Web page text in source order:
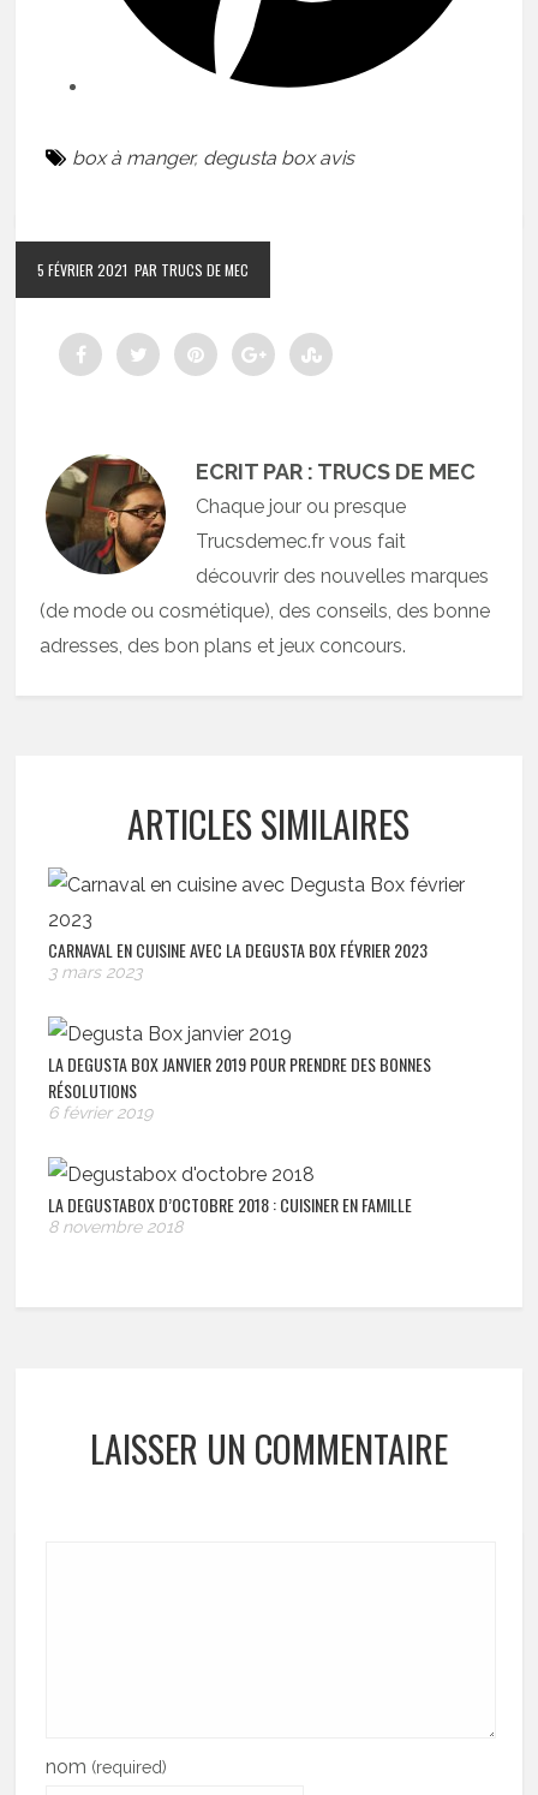
box à manger, degusta box avis
5 FÉVRIER 2021 PAR TRUCS DE MEC
ECRIT PAR : TRUCS DE MEC
Chaque jour ou presque
Trucsdemec.fr vous fait
découvrir des nouvelles marques
(de mode ou cosmétique), des conseils, des bonne
adresses, des bon plans et jeux concours.
ARTICLES SIMILAIRES
CARNAVAL EN CUISINE AVEC LA DEGUSTA BOX FÉVRIER 2023
3 mars 2023
LA DEGUSTA BOX JANVIER 2019 POUR PRENDRE DES BONNES
RÉSOLUTIONS
6 février 2019
LA DEGUSTABOX D’OCTOBRE 2018 : CUISINER EN FAMILLE
8 novembre 2018
LAISSER UN COMMENTAIRE
nom (required)